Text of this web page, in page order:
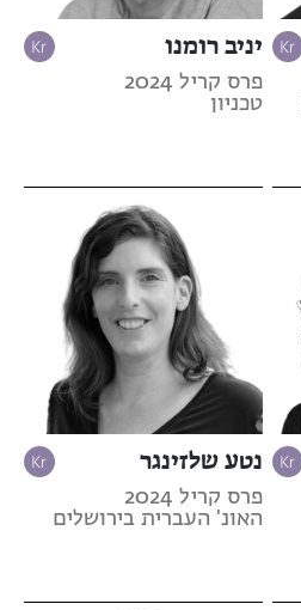
יניב רומנו
פרס קריל 2024
טכניון
נטע שלזינגר
פרס קריל 2024
האונ' העברית בירושלים